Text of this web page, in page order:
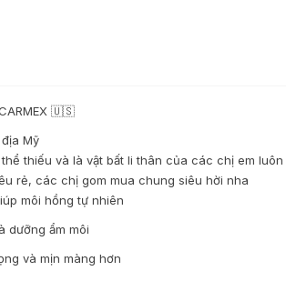
CARMEX 🇺🇸
Mỹ
thiếu và là vật bất li thân của các chị em
rẻ, các chị gom mua chung siêu hời nha
môi hồng tự nhiên
dưỡng ẩm môi
và mịn màng hơn